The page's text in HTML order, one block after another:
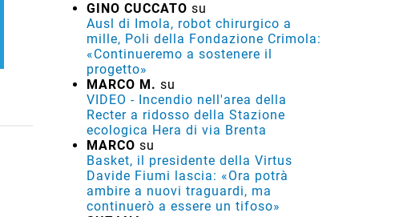
GINO CUCCATO su
Ausl di Imola, robot chirurgico a
mille, Poli della Fondazione Crimola:
«Continueremo a sostenere il
progetto»
MARCO M. su
VIDEO - Incendio nell'area della
Recter a ridosso della Stazione
ecologica Hera di via Brenta
MARCO su
Basket, il presidente della Virtus
Davide Fiumi lascia: «Ora potrà
ambire a nuovi traguardi, ma
continuerò a essere un tifoso»